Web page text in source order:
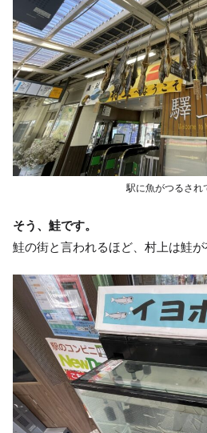
駅に魚がつるさ
そう、鮭です。
鮭の街と言われるほど、村上は鮭が